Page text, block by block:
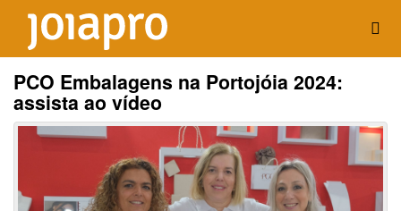
PCO Embalagens na Portojóia 2024:
assista ao vídeo